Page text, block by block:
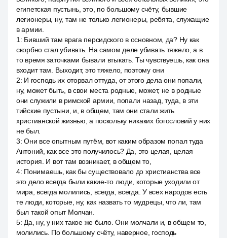
египетская пустынь, это, по большому счёту, бывшие
легионеры, ну, там не только легионеры, ребята, служащие
в армии.
1 : Бивший там врага персидского в основном, да? Ну как
скорбно стал убивать. На самом деле убивать тяжело, а в
то время заточками бывали втыкать. Ты чувствуешь, как она
входит там. Выходит, это тяжело, поэтому они
2: И господь их оторвал оттуда, от этого дела они попали,
ну, может быть, в свои места родные, может, не в родные
они служили в римской армии, попали назад, туда, в эти
тийские пустыни, и, в общем, там они стали жить
христианской жизнью, а поскольку никаких богословий у них
не был.
3:Они все опытным путём, вот каким образом попал туда
Антоний, как все это получилось? Да, это целая, целая
история. И вот там возникает, в общем то,
4: Понимаешь, как бы существовало до христианства все
это дело всегда были какие-то люди, которые уходили от
мира, всегда молились, всегда, всегда. У всех народов есть
те люди, которые, ну, как назвать то мудрецы, что ли, там
был такой опыт Молчан.
5: Да, ну, у них такое же было. Они молчали и, в общем то,
молились. По большому счёту, наверное, господь